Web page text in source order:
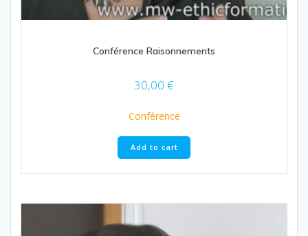
Conférence Raisonnements
30,00 €
Conférence
Add to cart